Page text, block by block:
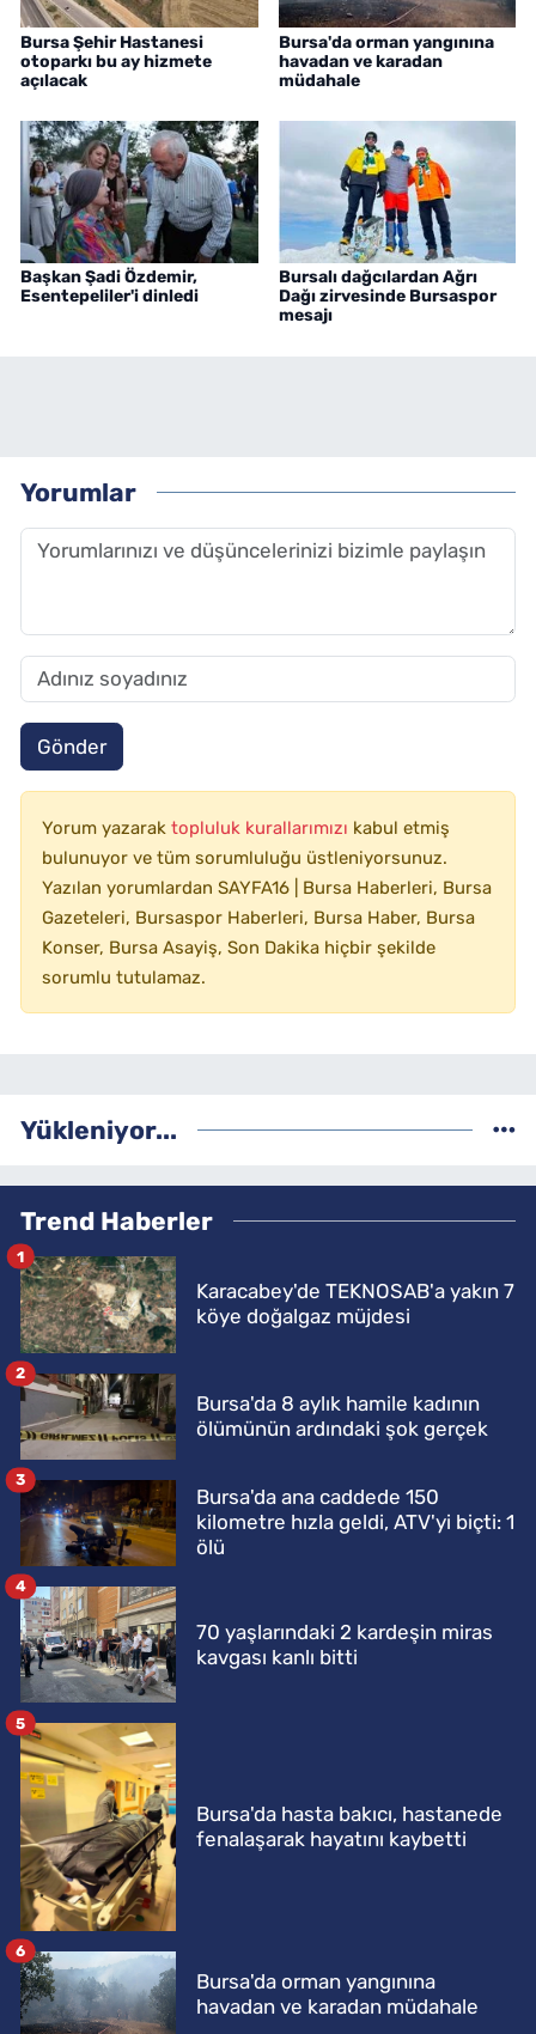
Bursa Şehir Hastanesi
otoparkı bu ay hizmete
açılacak
Bursa'da orman yangınına
havadan ve karadan
müdahale
Başkan Şadi Özdemir,
Esentepeliler'i dinledi
Bursalı dağcılardan Ağrı
Dağı zirvesinde Bursaspor
mesajı
Yorumlar
Gönder
Yorum yazarak topluluk kurallarımızı kabul etmiş
bulunuyor ve tüm sorumluluğu üstleniyorsunuz.
Yazılan yorumlardan SAYFA16 | Bursa Haberleri, Bursa
Gazeteleri, Bursaspor Haberleri, Bursa Haber, Bursa
Konser, Bursa Asayiş, Son Dakika hiçbir şekilde
sorumlu tutulamaz.
Yükleniyor...
Trend Haberler
Karacabey'de TEKNOSAB'a yakın 7
köye doğalgaz müjdesi
1
Bursa'da 8 aylık hamile kadının
ölümünün ardındaki şok gerçek
2
Bursa'da ana caddede 150
kilometre hızla geldi, ATV'yi biçti: 1
ölü
3
70 yaşlarındaki 2 kardeşin miras
kavgası kanlı bitti
4
Bursa'da hasta bakıcı, hastanede
fenalaşarak hayatını kaybetti
5
Bursa'da orman yangınına
havadan ve karadan müdahale
6